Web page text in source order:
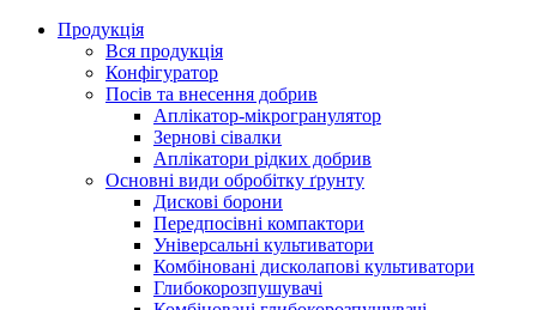
Продукція
Вся продукція
Конфігуратор
Посів та внесення добрив
Аплікатор-мікрогранулятор
Зернові сівалки
Аплікатори рідких добрив
Oсновні види обробітку ґрунту
Дискові борони
Передпосівні компактори
Універсальні культиватори
Комбіновані дисколапові культиватори
Глибокорозпушувачі